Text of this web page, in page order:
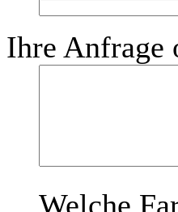
Ihre Anfrage
Welche